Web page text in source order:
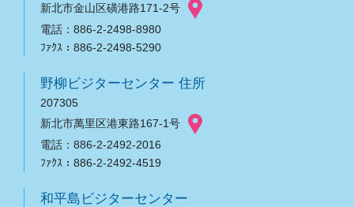
新北市金山区磺港路171-2号
電話：886-2-2498-8980
ﾌｧｸｽ：886-2-2498-5290
野柳ビジターセンター 住所
207305
新北市萬里区港東路167-1号
電話：886-2-2492-2016
ﾌｧｸｽ：886-2-2492-4519
和平島ビジターセンター